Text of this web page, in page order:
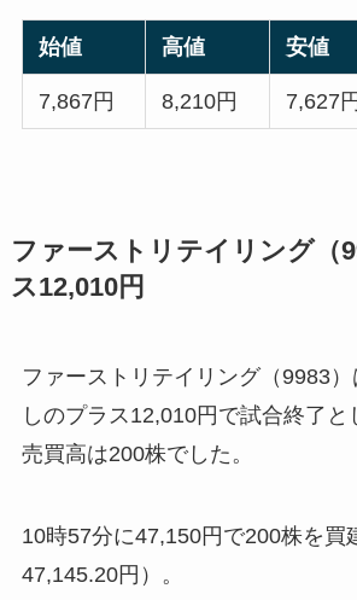
始値 高値 安値
7,867円 8,210円 7,627円
ファーストリテイリング
ス12,010円
ファーストリテイリング（9983
しのプラス12,010円で試合終了と
売買高は200株でした。
10時57分に47,150円で200株を買
47,145.20円）。